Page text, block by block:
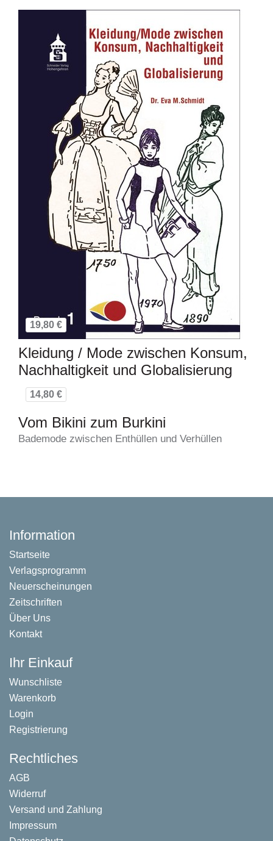
19,80 €
Kleidung / Mode zwischen Konsum,
Nachhaltigkeit und Globalisierung
14,80 €
Vom Bikini zum Burkini
Bademode zwischen Enthüllen und Verhüllen
Information
Startseite
Verlagsprogramm
Neuerscheinungen
Zeitschriften
Über Uns
Kontakt
Ihr Einkauf
Wunschliste
Warenkorb
Login
Registrierung
Rechtliches
AGB
Widerruf
Versand und Zahlung
Impressum